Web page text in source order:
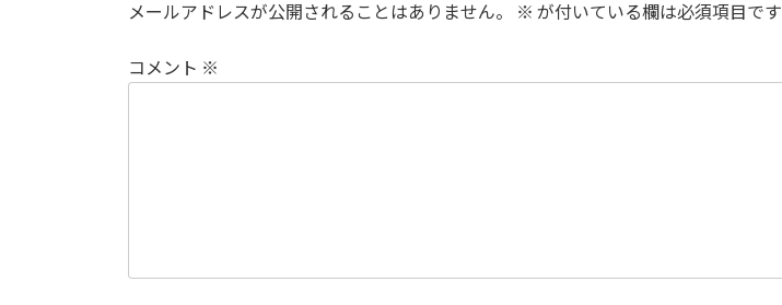
メールアドレスが公開されることはありません。 ※ が付いている欄は必須項目です
コメント ※